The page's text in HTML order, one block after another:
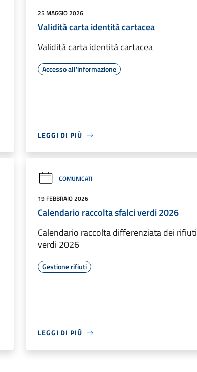
25 MAGGIO 2026
Validità carta identità cartacea
Validità carta identità cartacea
Accesso all'informazione
LEGGI DI PIÙ
COMUNICATI
19 FEBBRAIO 2026
Calendario raccolta sfalci verdi 2026
Calendario raccolta differenziata dei rifiuti
verdi 2026
Gestione rifiuti
LEGGI DI PIÙ